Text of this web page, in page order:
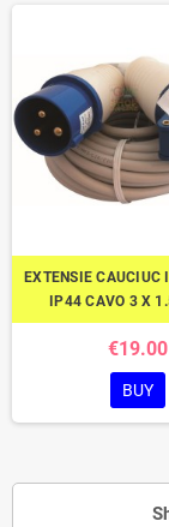
EXTENSIE CAUCIUC
IP44 CAVO 3 X
€19.00
BUY